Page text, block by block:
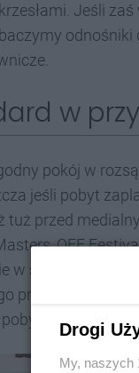
Jeśli
w
pokój w
jeśli pobyt
tuż przed
OFF
w ścisłym
przed
Drogi
My, naszych